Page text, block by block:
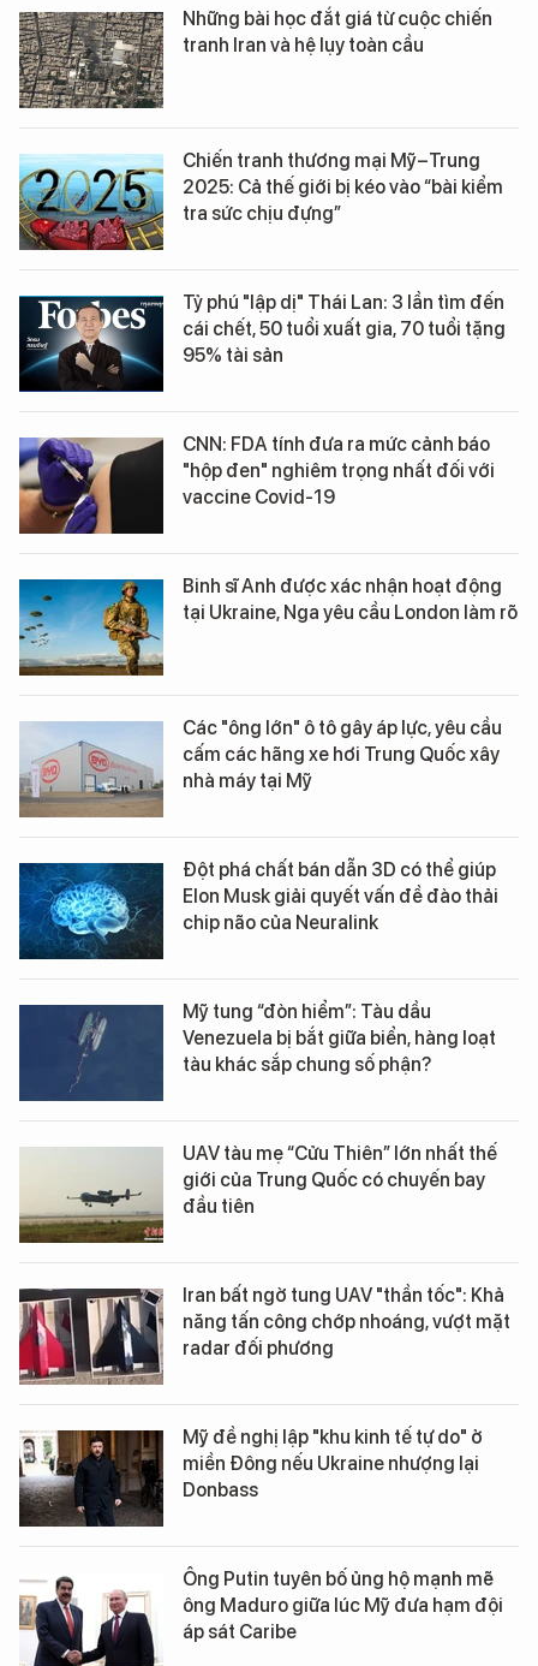
Những bài học đắt giá từ cuộc chiến
tranh Iran và hệ lụy toàn cầu
Chiến tranh thương mại Mỹ–Trung
2025: Cả thế giới bị kéo vào “bài kiểm
tra sức chịu đựng”
Tỷ phú "lập dị" Thái Lan: 3 lần tìm đến
cái chết, 50 tuổi xuất gia, 70 tuổi tặng
95% tài sản
CNN: FDA tính đưa ra mức cảnh báo
"hộp đen" nghiêm trọng nhất đối với
vaccine Covid-19
Binh sĩ Anh được xác nhận hoạt động
tại Ukraine, Nga yêu cầu London làm rõ
Các "ông lớn" ô tô gây áp lực, yêu cầu
cấm các hãng xe hơi Trung Quốc xây
nhà máy tại Mỹ
Đột phá chất bán dẫn 3D có thể giúp
Elon Musk giải quyết vấn đề đào thải
chip não của Neuralink
Mỹ tung “đòn hiểm”: Tàu dầu
Venezuela bị bắt giữa biển, hàng loạt
tàu khác sắp chung số phận?
UAV tàu mẹ “Cửu Thiên” lớn nhất thế
giới của Trung Quốc có chuyến bay
đầu tiên
Iran bất ngờ tung UAV "thần tốc": Khả
năng tấn công chớp nhoáng, vượt mặt
radar đối phương
Mỹ đề nghị lập "khu kinh tế tự do" ở
miền Đông nếu Ukraine nhượng lại
Donbass
Ông Putin tuyên bố ủng hộ mạnh mẽ
ông Maduro giữa lúc Mỹ đưa hạm đội
áp sát Caribe